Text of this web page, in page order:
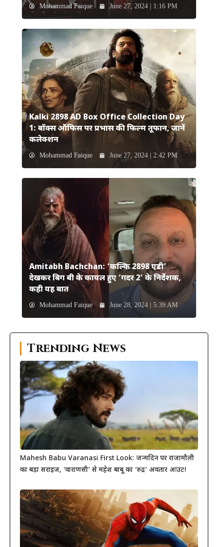
Mohammad Faique June 27, 2024 | 1:16 PM
Kalki 2898 AD Box Office Collection Day
1: बॉक्स ऑफिस पर प्रभास की फिल्म तूफान, जानें
कलेक्शन
Mohammad Faique June 27, 2024 | 2:42 PM
Amitabh Bachchan: ‘कल्कि 2898 एडी’
देखकर बिग बी के कायल हुए ‘गदर 2’ के निर्देशक,
कही यह बात
Mohammad Faique June 28, 2024 | 5:39 AM
Trending News
Mahesh Babu Varanasi First Look: जन्मदिन पर राजामौली
का बड़ा सरप्राइज, ‘वाराणसी’ से महेश बाबू का ‘रुद्र’ अवतार आउट!